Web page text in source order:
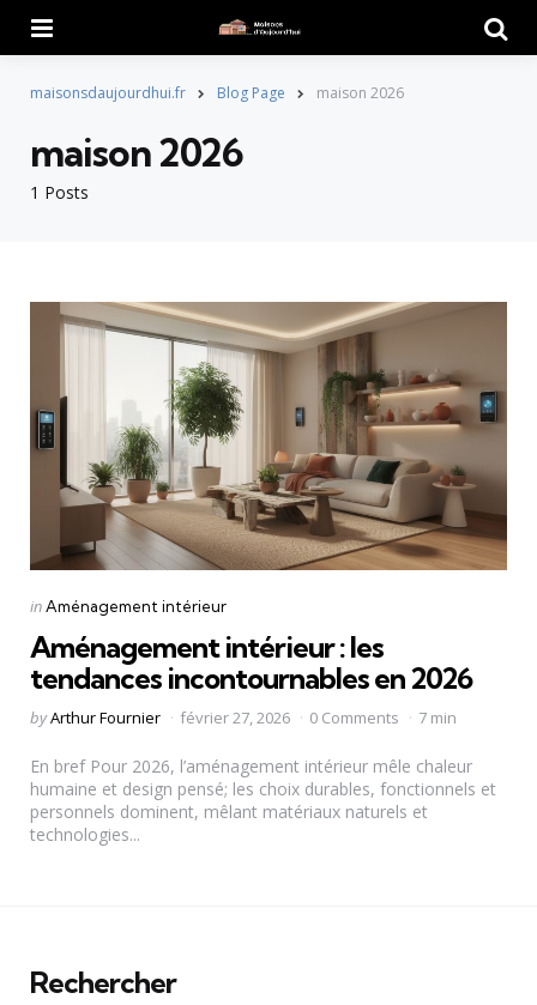
maisonsdaujourdhui.fr Blog Page maison 2026
1 Posts
maison 2026
Categories
Posted
inAménagement intérieur
Aménagement intérieur : les
tendances incontournables en 2026
Posted
byArthur Fournier février 27, 2026 0 Comments 7 min
En bref Pour 2026, l’aménagement intérieur mêle chaleur
humaine et design pensé; les choix durables, fonctionnels et
personnels dominent, mêlant matériaux naturels et
technologies...
Rechercher